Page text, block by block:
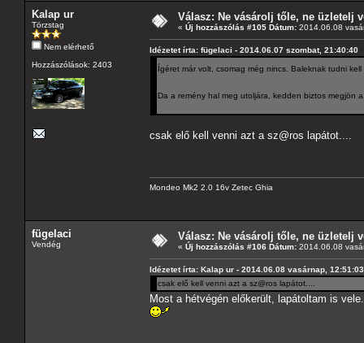
Kalap ur
Törzstag
Nem elérhető
Hozzászólások: 2403
Válasz: Ne vásárolj tőle, ne üzletelj
« Új hozzászólás #105 Dátum: 2014.06.08
Idézetet írta: fügelaci - 2014.06.07 szombat, 21:40:40
Ígéret már volt, csomag még nincs. Baleknak tudni
Da a remény hal meg utoljára, kedden biztos megjön
csak elő kell venni azt a sz@ros lapátot....
Mondeo Mk2 2.0 16v Zetec Ghia
fügelaci
Vendég
Válasz: Ne vásárolj tőle, ne üzletelj
« Új hozzászólás #106 Dátum: 2014.06.08
Idézetet írta: Kalap ur - 2014.06.08 vasárnap, 12:51:03
csak elő kell venni azt a sz@ros lapátot....
Most a hétvégén előkerült, lapátoltam is